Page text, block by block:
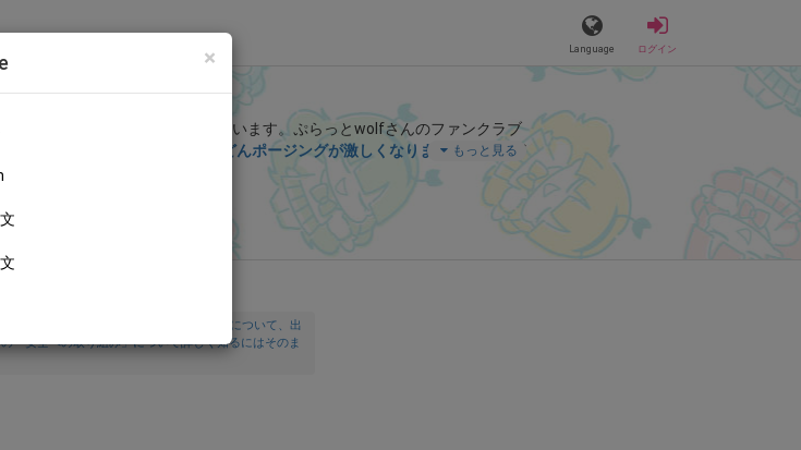
Language ログイン
×
ふぁん (ぷらっとwolf)
が応援しています。 ぷらっとwolfさんのファンクラブ
ん43秒】一緒に遊んでたらどんどんポージングが激しくなりまた🫣💓 」など
ンツをお楽しみいただけます。
もっと見る
者が18歳以上であること、撮影及び投稿について、出
「安全への取り組み」について詳しく知るにはそのま